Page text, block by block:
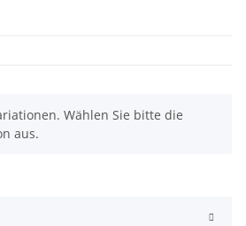
Wählen Sie bitte die
aus.